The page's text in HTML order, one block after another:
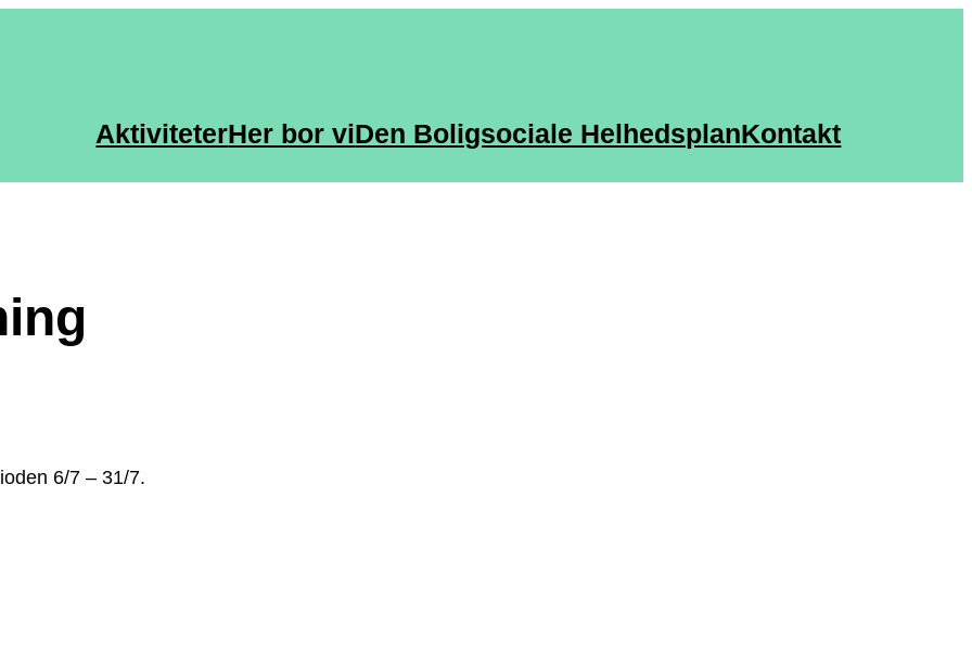
AktiviteterHer bor viDen Boligsociale HelhedsplanKontakt
6/7 – 31/7.